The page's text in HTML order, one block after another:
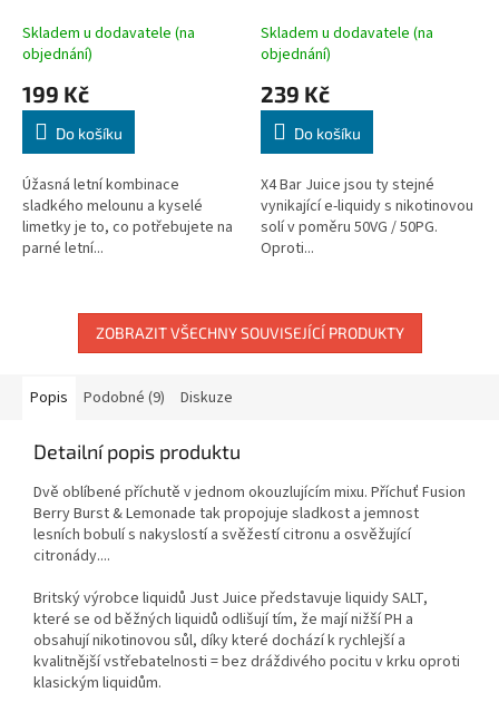
Skladem u dodavatele (na
objednání)
199 Kč
Do košíku
Úžasná letní kombinace
sladkého melounu a kyselé
limetky je to, co potřebujete na
parné letní...
Skladem u dodavatele (na
objednání)
239 Kč
Do košíku
X4 Bar Juice jsou ty stejné
vynikající e-liquidy s nikotinovou
solí v poměru 50VG / 50PG.
Oproti...
ZOBRAZIT VŠECHNY SOUVISEJÍCÍ PRODUKTY
Popis Podobné (9) Diskuze
Detailní popis produktu
Dvě oblíbené příchutě v jednom okouzlujícím mixu. Příchuť Fusion
Berry Burst & Lemonade tak propojuje sladkost a jemnost
lesních bobulí s nakyslostí a svěžestí citronu a osvěžující
citronády....
Britský výrobce liquidů Just Juice představuje liquidy SALT,
které se od běžných liquidů odlišují tím, že mají nižší PH a
obsahují nikotinovou sůl, díky které dochází k rychlejší a
kvalitnější vstřebatelnosti = bez dráždivého pocitu v krku oproti
klasickým liquidům.